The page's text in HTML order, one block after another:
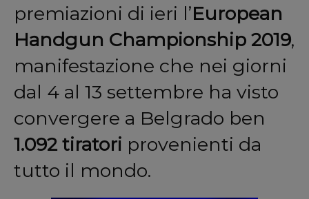
premiazioni di ieri l’European
Handgun Championship 2019,
manifestazione che nei giorni
dal 4 al 13 settembre ha visto
convergere a Belgrado ben
1.092 tiratori provenienti da
tutto il mondo.